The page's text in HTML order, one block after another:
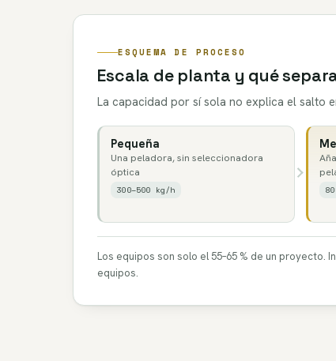
ESQUEMA DE PROCESO
Escala de planta y qué
La capacidad por sí sola no explica el salto
Pequeña
Una peladora, sin seleccionadora
óptica
300–500 kg/h
Los equipos son solo el 55–65 % de un
equipos.